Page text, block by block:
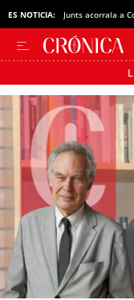
ES NOTICIA: Junts acorrala a